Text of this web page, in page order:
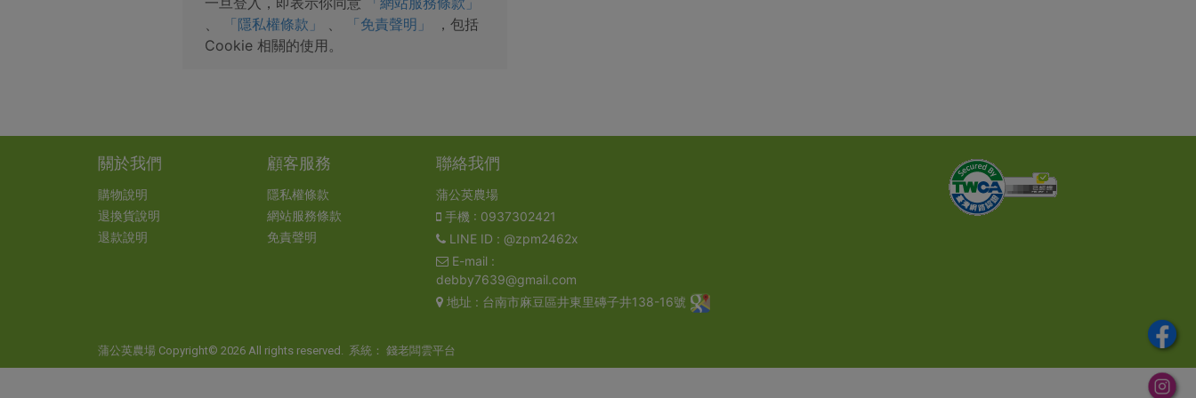
「隱私權條款」 「免責聲明」
，包括
Cookie 相關的使用。
關於我們
購物說明
退換貨說明
退款說明
顧客服務
隱私權條款
網站服務條款
免責聲明
聯絡我們
蒲公英農場
手機 : 0937302421
LINE ID : @zpm2462x
E-mail :
debby7639@gmail.com
地址 : 台南市麻豆區井東里磚子井138-16號
蒲公英農場 Copyright© 2026 All rights reserved. 系統： 錢老闆雲平台